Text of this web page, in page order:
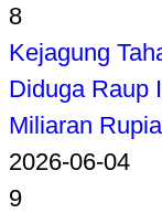
8
Kejagung
Diduga Raup
Miliaran
2026-06-04
9